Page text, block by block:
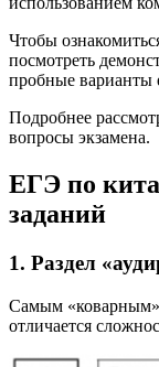
Чтобы
посмотреть
пробные варианты
Подробнее
вопросы экзамена.
ЕГЭ по
заданий
1. Раздел
Самым «коварным»
отличается